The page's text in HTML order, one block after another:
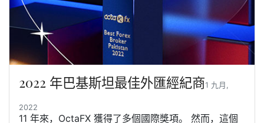
2022 年巴基斯坦最佳外匯經紀商1 九月,
2022
11 年來，OctaFX 獲得了多個國際獎項。 然而，這個